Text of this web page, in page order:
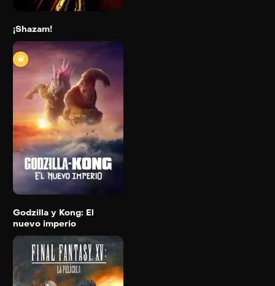
¡Shazam!
Godzilla y Kong: El
nuevo imperio
2024 115 min
Trailer
Detail
Godzilla y Kong: El
nuevo imperio
Final Fantasy XV: La
película